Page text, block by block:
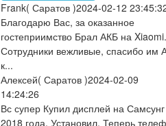
Frank( Саратов )2024-02-12
Благодарю Вас, за оказанное
гостеприимство Брал АКБ на Xiaomi.
Сотрудники вежливые, спасибо им
к...
Алексей( Саратов )2024-02-09
14:24:26
Вс супер Купил дисплей на
2018 года. Установил. Теперь